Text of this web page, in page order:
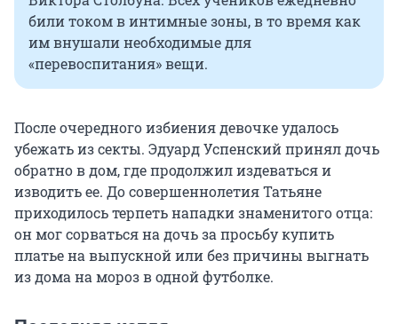
били током в интимные зоны, в то время как
им внушали необходимые для
«перевоспитания» вещи.
После очередного избиения девочке удалось
убежать из секты. Эдуард Успенский принял дочь
обратно в дом, где продолжил издеваться и
изводить ее. До совершеннолетия Татьяне
приходилось терпеть нападки знаменитого отца:
он мог сорваться на дочь за просьбу купить
платье на выпускной или без причины выгнать
из дома на мороз в одной футболке.